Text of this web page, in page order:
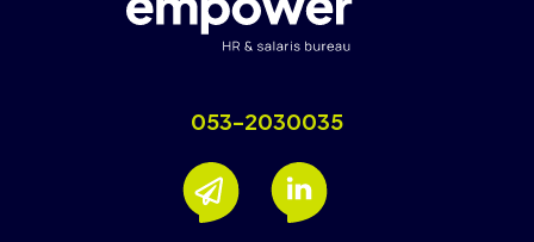
053-2030035